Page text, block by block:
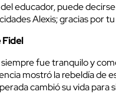
educador, puede
Alexis; gracias por
fue tranquilo y
mostró la rebeldía de
cambió su vida para